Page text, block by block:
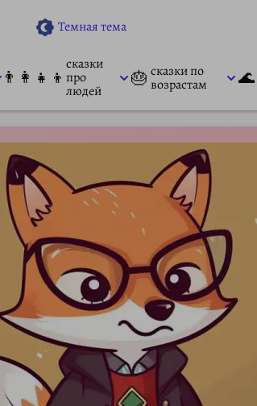
Темная тема
👨‍👩‍👧‍👦
сказки
про
людей
🎂 сказки по
возрастам 🌊